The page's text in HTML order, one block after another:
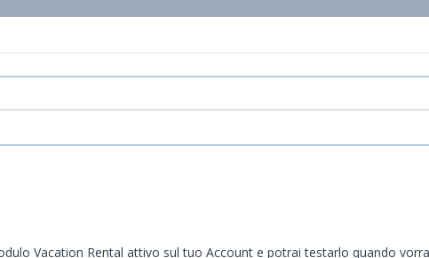
Vacation Rental attivo sul tuo Account e potrai testarlo quando